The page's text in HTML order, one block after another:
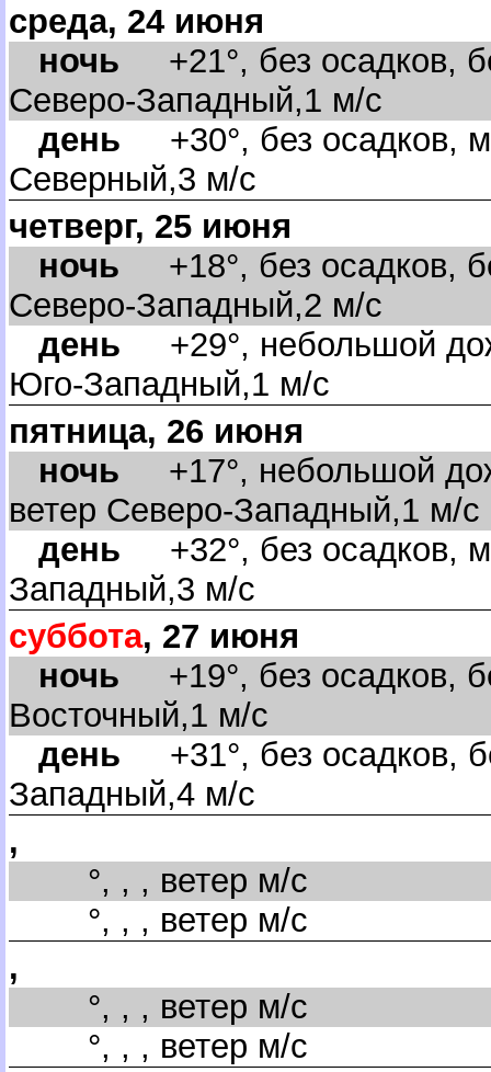
среда, 24 июня
ночь +21°, без осадков,
Северо-Западный,1 м/с
день +30°, без осадков,
Северный,3 м/с
четверг, 25 июня
ночь +18°, без осадков,
Северо-Западный,2 м/с
день +29°, небольшой
Юго-Западный,1 м/с
пятница, 26 июня
ночь +17°, небольшой
етер Северо-Западный,1 м/с
день +32°, без осадков,
Западный,3 м/с
суббота, 27 июня
ночь +19°, без осадков,
осточный,1 м/с
день +31°, без осадков,
Западный,4 м/с
,
°, , , ветер м/с
°, , , ветер м/с
,
°, , , ветер м/с
°, , , ветер м/с